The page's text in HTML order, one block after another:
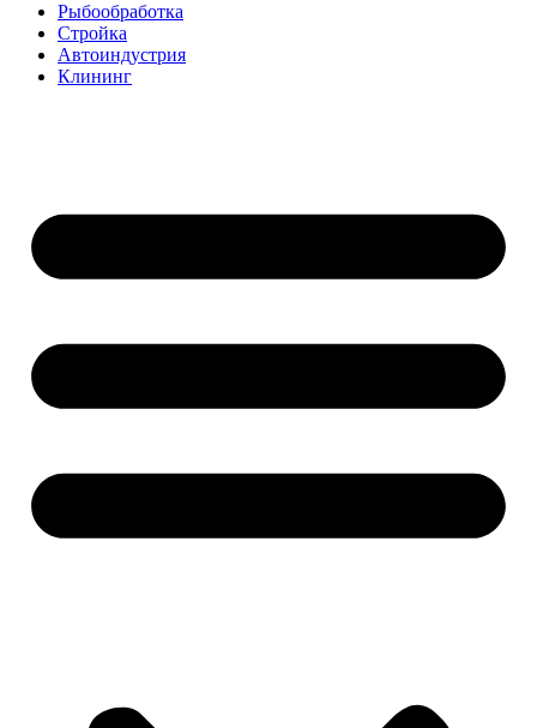
Рыбообработка
Стройка
Автоиндустрия
Клининг